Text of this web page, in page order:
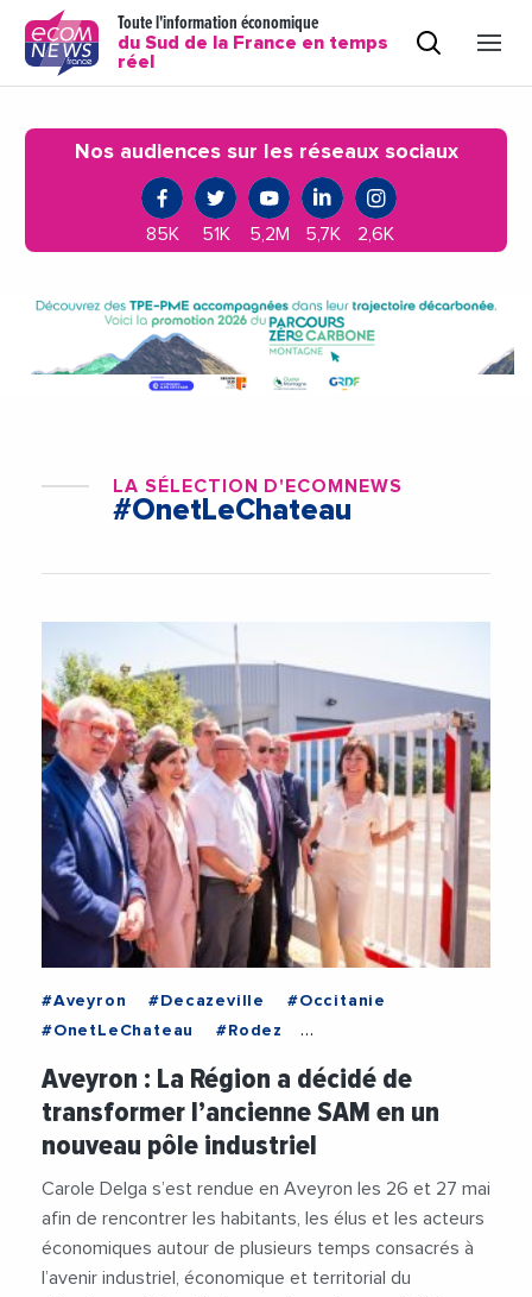
Toute l'information économique
du Sud de la France en temps
réel
Nos audiences sur les réseaux sociaux
85K 51K 5,2M 5,7K 2,6K
LA SÉLECTION D'ECOMNEWS
#OnetLeChateau
#Aveyron #Decazeville
#Occitanie
#OnetLeChateau
#Rodez
#CaroleDelga
#Culture
#Economie
#Emploi
#Industrie
#Investissements
#RegionOccitanie
Aveyron : La Région a décidé de
transformer l’ancienne SAM en un
nouveau pôle industriel
Carole Delga s’est rendue en Aveyron les 26 et 27 mai
afin de rencontrer les habitants, les élus et les acteurs
économiques autour de plusieurs temps consacrés à
l’avenir industriel, économique et territorial du